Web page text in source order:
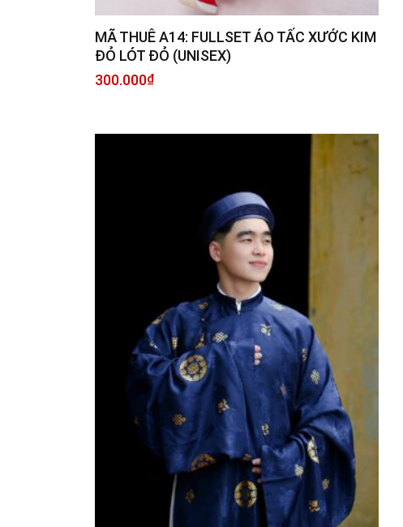
MÃ THUÊ A14: FULLSET ÁO TẤC XƯỚC KIM
ĐỎ LÓT ĐỎ (UNISEX)
300.000₫